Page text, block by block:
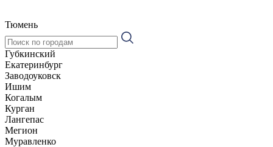
Тюмень
Губкинский
Екатеринбург
Заводоуковск
Ишим
Когалым
Курган
Лангепас
Мегион
Муравленко